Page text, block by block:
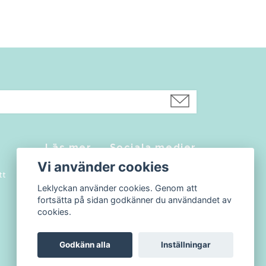
Läs mer
Kontakt
Köpvillkor
Blogg
Sociala medier
Facebook
Instagram
Vi använder cookies
Leklyckan använder cookies. Genom att
fortsätta på sidan godkänner du användandet av
cookies.
Godkänn alla Inställningar